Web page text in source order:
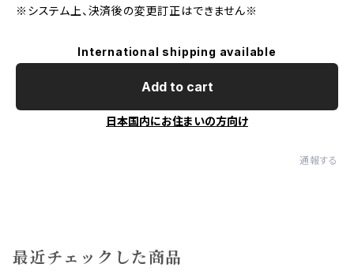
※システム上、決済後の変更訂正はできません※
International shipping available
Add to cart
日本国内にお住まいの方向け
通報する
最近チェックした商品